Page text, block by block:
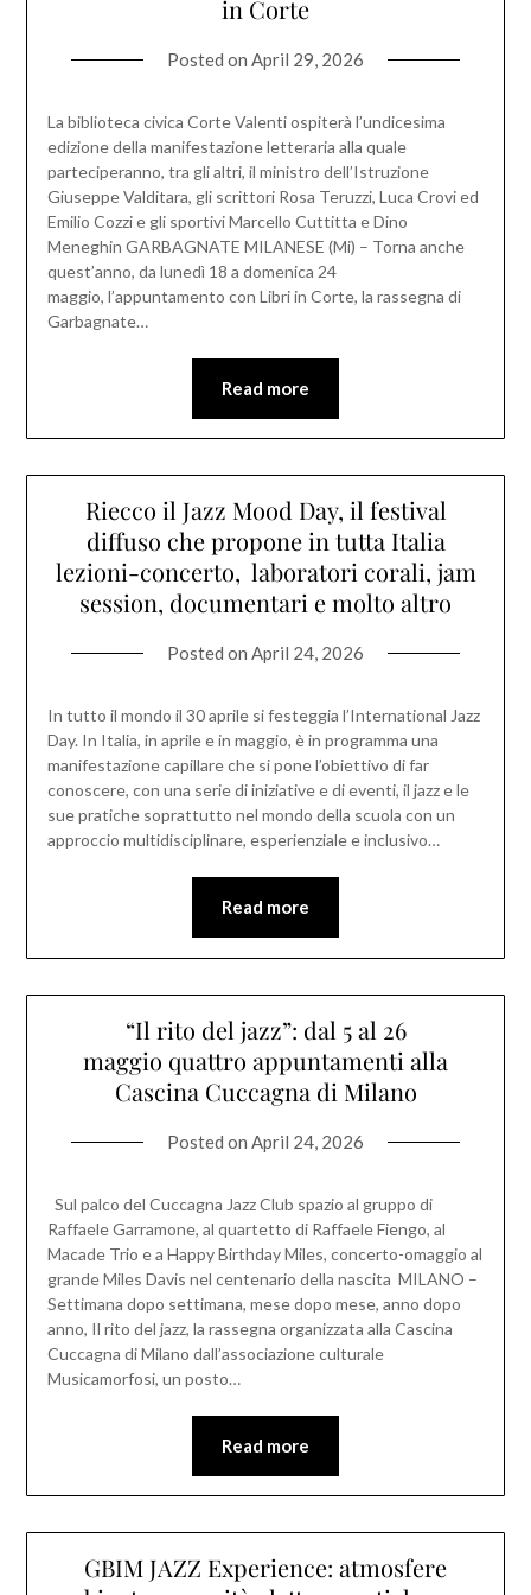
in Corte
Posted on April 29, 2026
La biblioteca civica Corte Valenti ospiterà l’undicesima
edizione della manifestazione letteraria alla quale
parteciperanno, tra gli altri, il ministro dell’Istruzione
Giuseppe Valditara, gli scrittori Rosa Teruzzi, Luca Crovi ed
Emilio Cozzi e gli sportivi Marcello Cuttitta e Dino
Meneghin GARBAGNATE MILANESE (Mi) – Torna anche
quest’anno, da lunedì 18 a domenica 24
maggio, l’appuntamento con Libri in Corte, la rassegna di
Garbagnate…
Read more
Riecco il Jazz Mood Day, il festival
diffuso che propone in tutta Italia
lezioni-concerto, laboratori corali, jam
session, documentari e molto altro
Posted on April 24, 2026
In tutto il mondo il 30 aprile si festeggia l’International Jazz
Day. In Italia, in aprile e in maggio, è in programma una
manifestazione capillare che si pone l’obiettivo di far
conoscere, con una serie di iniziative e di eventi, il jazz e le
sue pratiche soprattutto nel mondo della scuola con un
approccio multidisciplinare, esperienziale e inclusivo…
Read more
“Il rito del jazz”: dal 5 al 26
maggio quattro appuntamenti alla
Cascina Cuccagna di Milano
Posted on April 24, 2026
Sul palco del Cuccagna Jazz Club spazio al gruppo di
Raffaele Garramone, al quartetto di Raffaele Fiengo, al
Macade Trio e a Happy Birthday Miles, concerto-omaggio al
grande Miles Davis nel centenario della nascita MILANO –
Settimana dopo settimana, mese dopo mese, anno dopo
anno, Il rito del jazz, la rassegna organizzata alla Cascina
Cuccagna di Milano dall’associazione culturale
Musicamorfosi, un posto…
Read more
GBIM JAZZ Experience: atmosfere